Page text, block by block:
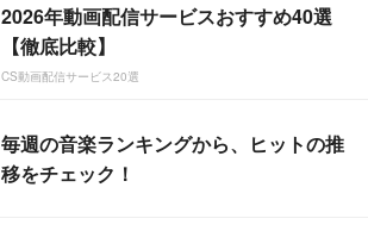
2026年動画配信サービスおすすめ40選
【徹底比較】
CS動画配信サービス20選
毎週の音楽ランキングから、ヒットの推
移をチェック！